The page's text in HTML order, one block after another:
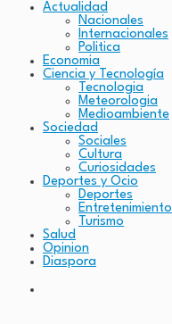
Actualidad
Nacionales
Internacionales
Politica
Economia
Ciencia y Tecnología
Tecnologia
Meteorologia
Medioambiente
Sociedad
Sociales
Cultura
Curiosidades
Deportes y Ocio
Deportes
Entretenimiento
Turismo
Salud
Opinion
Diaspora